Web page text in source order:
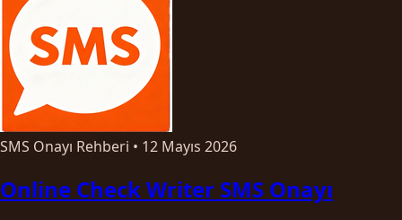
SMS Onayı Rehberi • 12 Mayıs 2026
Online Check Writer SMS Onayı